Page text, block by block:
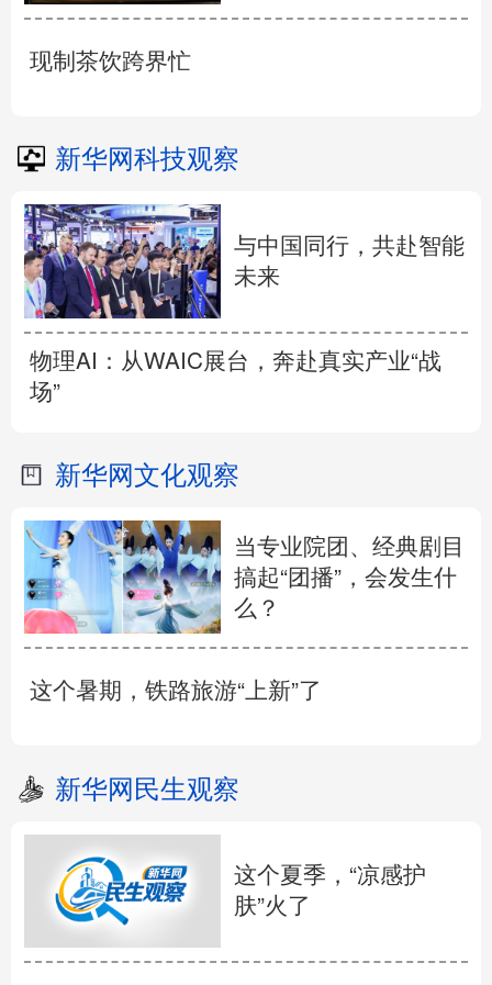
现制茶饮跨界忙
新华网科技观察
与中国同行，共赴智能
未来
物理AI：从WAIC展台，奔赴真实产业“战
场”
新华网文化观察
当专业院团、经典剧目
搞起“团播”，会发生什
么？
这个暑期，铁路旅游“上新”了
新华网民生观察
这个夏季，“凉感护
肤”火了